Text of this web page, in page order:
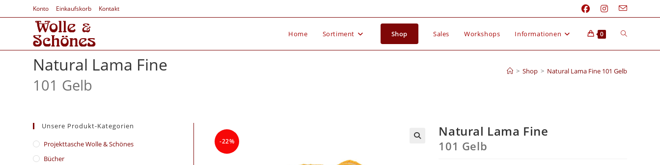
Konto Einkaufskorb Kontakt
Home Sortiment Shop Sales Workshops Informationen 0
Natural Lama Fine
101 Gelb
> Shop > Natural Lama Fine 101 Gelb
-22%
Natural Lama Fine
101 Gelb
Unsere Produkt-Kategorien
​Projekttasche Wolle & Schönes
Bücher